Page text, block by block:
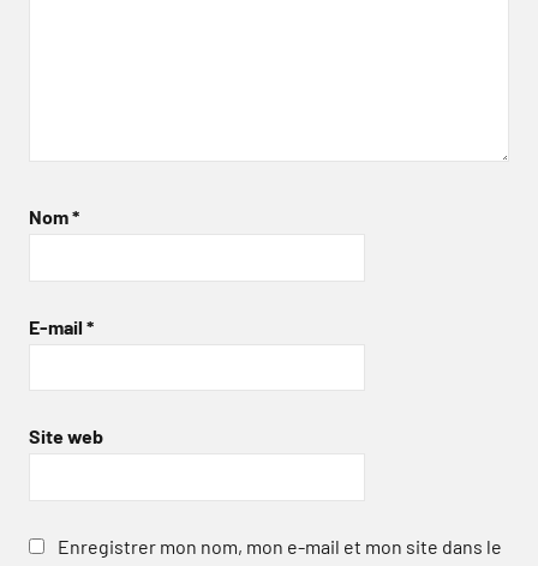
Nom*
E-mail *
Site web
Enregistrer mon nom, mon e-mail et mon site dans le